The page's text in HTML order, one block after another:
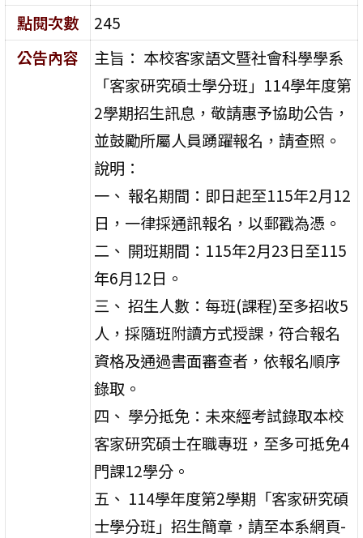
點閱次數
245
公告內容
主旨： 本校客家語文暨社會科學學系
「客家研究碩士學分班」114學年度第
2學期招生訊息，敬請惠予協助公告，
並鼓勵所屬人員踴躍報名，請查照。
說明：
一、 報名期間：即日起至115年2月12
日，一律採通訊報名，以郵戳為憑。
二、 開班期間：115年2月23日至115
年6月12日。
三、 招生人數：每班(課程)至多招收5
人，採隨班附讀方式授課，符合報名
資格及通過書面審查者，依報名順序
錄取。
四、 學分抵免：未來經考試錄取本校
客家研究碩士在職專班，至多可抵免4
門課12學分。
五、 114學年度第2學期「客家研究碩
士學分班」招生簡章，請至本系網頁-